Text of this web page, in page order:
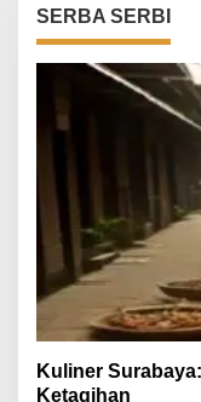
SERBA SERBI
Kuliner
Ketagihan